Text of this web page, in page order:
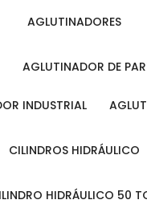
AGLUTINADORES
AGLUTINADOR DE
INDUSTRIAL
CILINDROS HIDRÁULICO
CILINDRO HIDRÁULICO 50